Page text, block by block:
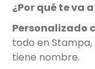
¿Por qué te va
Personalizado
todo en
tiene nombre.